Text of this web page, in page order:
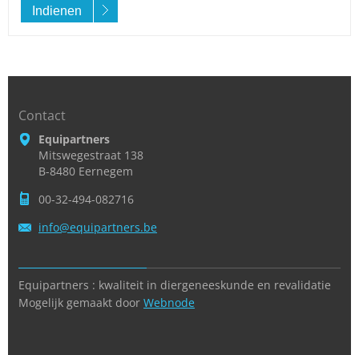
Indienen
Contact
Equipartners
Mitswegestraat 138
B-8480 Eernegem
00-32-494-082716
info@equipartners.be
Equipartners : kwaliteit in diergeneeskunde en revalidatie
Mogelijk gemaakt door Webnode